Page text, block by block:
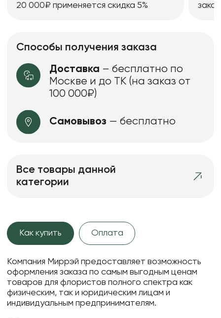
20 000₽ применяется скидка 5%
Способы получения заказа
Доставка – бесплатно по
Москве и до ТК (на заказ от
100 000₽)
Самовывоз — бесплатно
Все товары данной
категории
Как купить Оплата
Компания Миррэй предоставляет возможность
оформления заказа по самым выгодным ценам
товаров для флористов полного спектра как
физическим, так и юридическим лицам и
индивидуальным предпринимателям.